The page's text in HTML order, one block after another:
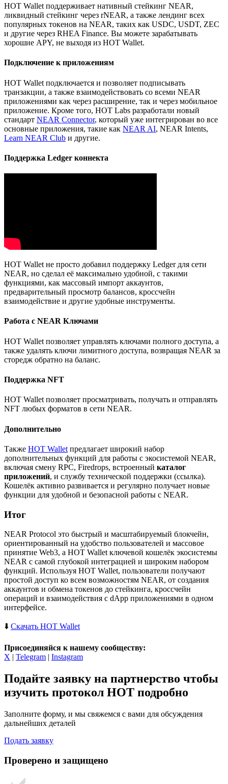
HOT Wallet поддерживает нативный стейкинг NEAR,
ликвидный стейкинг через rNEAR, а также лендинг всех
популярных токенов на NEAR, таких как USDC, USDT, ZEC
и другие через RHEA Finance. Вы можете зарабатывать
хорошие APY, не выходя из HOT Wallet.
Подключение к приложениям
HOT Wallet подключается и позволяет подписывать
транзакции, а также взаимодействовать со всеми NEAR
приложениями как через расширение, так и через мобильное
приложение. Кроме того, HOT Labs разработали новый
стандарт NEAR Connector, который уже интегрирован во все
основные приложения, такие как NEAR AI, NEAR Intents,
Learn NEAR Club и другие.
Поддержка Ledger коннекта
HOT Wallet не просто добавил поддержку Ledger для сети
NEAR, но сделал её максимально удобной, с такими
функциями, как массовый импорт аккаунтов,
предварительный просмотр балансов, кроссчейн
взаимодействие и другие удобные инструменты.
Работа с NEAR Ключами
HOT Wallet позволяет управлять ключами полного доступа, а
также удалять ключи лимитного доступа, возвращая NEAR за
сторедж обратно на баланс.
Поддержка NFT
HOT Wallet позволяет просматривать, получать и отправлять
NFT любых форматов в сети NEAR.
Дополнительно
Также HOT Wallet предлагает широкий набор
дополнительных функций для работы с экосистемой NEAR,
включая смену RPC, Firedrops, встроенный каталог
приложений, и службу технической поддержки (ссылка).
Кошелёк активно развивается и регулярно получает новые
функции для удобной и безопасной работы с NEAR.
Итог
NEAR Protocol это быстрый и масштабируемый блокчейн,
ориентированный на удобство пользователей и массовое
принятие Web3, а HOT Wallet ключевой кошелёк экосистемы
NEAR с самой глубокой интеграцией и широким набором
функций. Используя HOT Wallet, пользователи получают
простой доступ ко всем возможностям NEAR, от создания
аккаунтов и обмена токенов до стейкинга, кроссчейн
операций и взаимодействия с dApp приложениями в одном
интерфейсе.
⬇️ Скачать HOT Wallet
Присоединяйся к нашему сообществу:
X | Telegram | Instagram
Подайте заявку на партнерство чтобы
изучить протокол HOT подробно
Заполните форму, и мы свяжемся с вами для обсуждения
дальнейших деталей
Подать заявку
Проверено и защищено